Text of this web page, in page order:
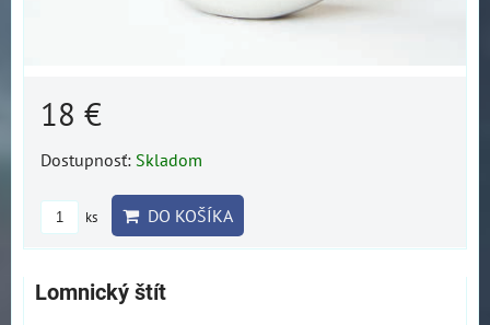
18 €
Dostupnosť: Skladom
ks DO KOŠÍKA
Lomnický štít